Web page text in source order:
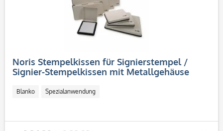
Noris Stempelkissen für Signierstempel /
Signier-Stempelkissen mit Metallgehäuse
Blanko Spezialanwendung